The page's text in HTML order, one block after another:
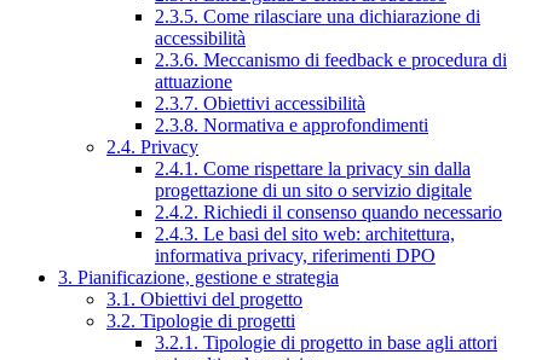
2.3.5. Come rilasciare una dichiarazione di
accessibilità
2.3.6. Meccanismo di feedback e procedura di
attuazione
2.3.7. Obiettivi accessibilità
2.3.8. Normativa e approfondimenti
2.4. Privacy
2.4.1. Come rispettare la privacy sin dalla
progettazione di un sito o servizio digitale
2.4.2. Richiedi il consenso quando necessario
2.4.3. Le basi del sito web: architettura,
informativa privacy, riferimenti DPO
3. Pianificazione, gestione e strategia
3.1. Obiettivi del progetto
3.2. Tipologie di progetti
3.2.1. Tipologie di progetto in base agli attori